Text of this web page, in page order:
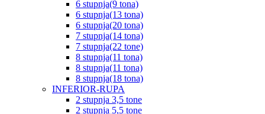
6 stupnja(9 tona)
6 stupnja(13 tona)
6 stupnja(20 tona)
7 stupnja(14 tona)
7 stupnja(22 tone)
8 stupnja(11 tona)
8 stupnja(11 tona)
8 stupnja(18 tona)
INFERIOR-RUPA
2 stupnja 3,5 tone
2 stupnja 5,5 tone